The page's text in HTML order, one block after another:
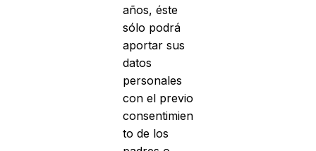
años, éste
sólo podrá
aportar sus
datos
personales
con el previo
consentimien
to de los